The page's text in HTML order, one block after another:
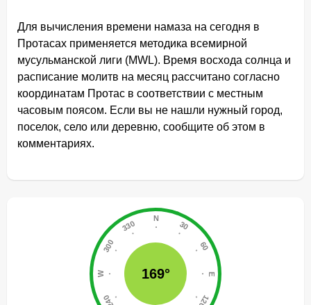
Для вычисления времени намаза на сегодня в
Протасах применяется методика всемирной
мусульманской лиги (MWL). Время восхода солнца и
расписание молитв на месяц рассчитано согласно
координатам Протас в соответствии с местным
часовым поясом. Если вы не нашли нужный город,
поселок, село или деревню, сообщите об этом в
комментариях.
169°